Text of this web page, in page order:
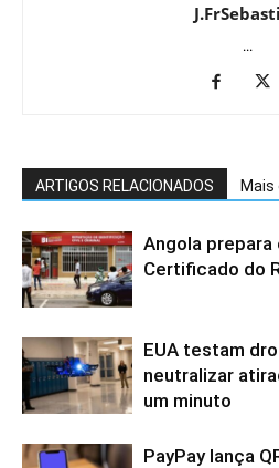
...
ARTIGOS RELACIONADOS Mais
Angola prepara
Certificado do
EUA testam
neutralizar
um minuto
PayPay lança